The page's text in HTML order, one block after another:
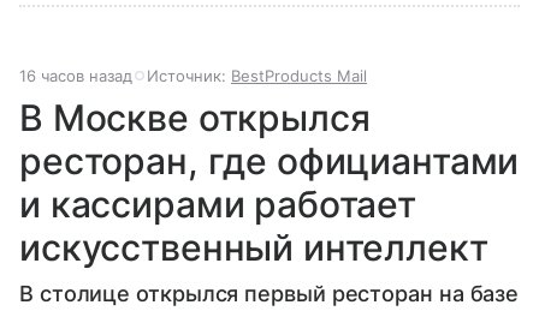
16 часов назад Источник: BestProducts Mail
В Москве открылся
ресторан, где официантами
и кассирами работает
искусственный интеллект
В столице открылся первый ресторан на базе